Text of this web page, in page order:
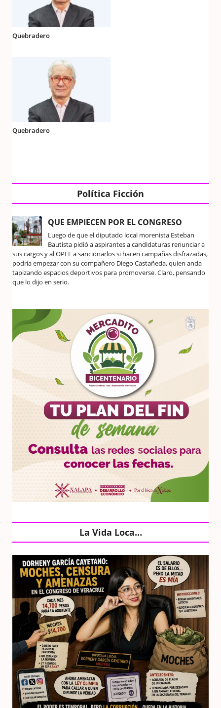
Quebradero
Quebradero
Política Ficción
QUE EMPIECEN POR EL CONGRESO
Luego de que el diputado local morenista Esteban
Bautista pidió a aspirantes a candidaturas renunciar a
sus cargos y al OPLE a sancionarlos si hacen campañas disfrazadas,
podría empezar con su compañero Diego Castañeda, quien anda
tapizando espacios deportivos para promoverse. Claro, pensando
que lo dijo en serio.
La Vida Loca…